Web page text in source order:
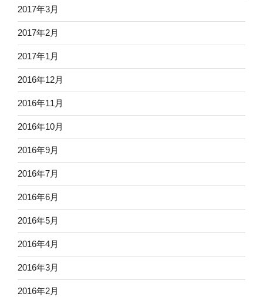
2017年3月
2017年2月
2017年1月
2016年12月
2016年11月
2016年10月
2016年9月
2016年7月
2016年6月
2016年5月
2016年4月
2016年3月
2016年2月